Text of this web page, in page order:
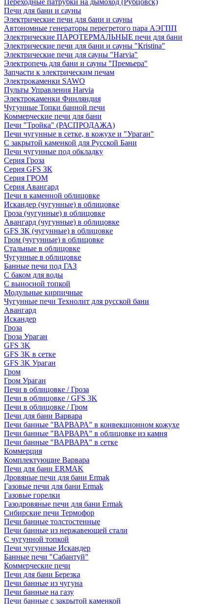
Переходные патрубки на дымоход (Рубцовск)
Печи для бани и сауны
Электрические печи для бани и сауны
Автономные генераторы перегретого пара АЭГПП
Электрические ПАРОТЕРМАЛЬНЫЕ печи для бани
Электрические печи для бани и сауны "Кristina"
Электрические печи для сауны "Harvia"
Электропечь для бани и сауны "Премьера"
Запчасти к электрическим печам
Электрокаменки SAWO
Пульты Управления Harvia
Электрокаменки Финляндия
Чугунные Топки банной печи
Коммерческие печи для бани
Печи "Тройка" (РАСПРОДАЖА)
Печи чугунные в сетке, в кожухе и "Ураган"
С закрытой каменкой для Русской Бани
Печи чугунные под обкладку
Серия Гроза
Серия GFS ЗК
Серия ГРОМ
Серия Авангард
Печи в каменной облицовке
Искандер (чугунные) в облицовке
Гроза (чугунные) в облицовке
Авангард (чугунные) в облицовке
GFS ЗК (чугунные) в облицовке
Гром (чугунные) в облицовке
Стальные в облицовке
Чугунные в облицовке
Банные печи под ГАЗ
С баком для воды
С выносной топкой
Модульные кирпичные
Чугунные печи Технолит для русской бани
Авангард
Искандер
Гроза
Гроза Ураган
GFS 3K
GFS 3K в сетке
GFS 3K Ураган
Гром
Гром Ураган
Печи в облицовке / Гроза
Печи в облицовке / GFS 3K
Печи в облицовке / Гром
Печи для бани Варвара
Печи банные "ВАРВАРА" в конвекционном кожухе
Печи банные "ВАРВАРА" в облицовке из камня
Печи банные "ВАРВАРА" в сетке
Коммерция
Комплектующие Варвара
Печи для бани ERMAK
Дровяные печи для бани Ermak
Газовые печи для бани Ermak
Газовые горелки
Газодровяные печи для бани Ermak
Сибирские печи Термофор
Печи банные толстостенные
Печи банные из нержавеющей стали
С чугунной топкой
Печи чугунные Искандер
Банные печи "Сабантуй"
Коммерческие печи
Печи для бани Березка
Печи банные из чугуна
Печи банные на газу
Печи банные с закрытой каменкой